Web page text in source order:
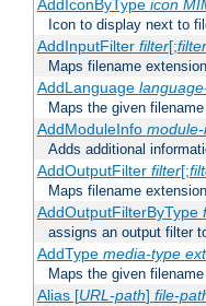
AddIconByType icon
Icon to display next to
AddInputFilter filter[;filter
Maps filename
AddLanguage
Maps the given
AddModuleInfo
Adds additional
AddOutputFilter filter[;
Maps filename
AddOutputFilterByType
assigns an output filter
AddType media-type
Maps the given
Alias [URL-path] file-